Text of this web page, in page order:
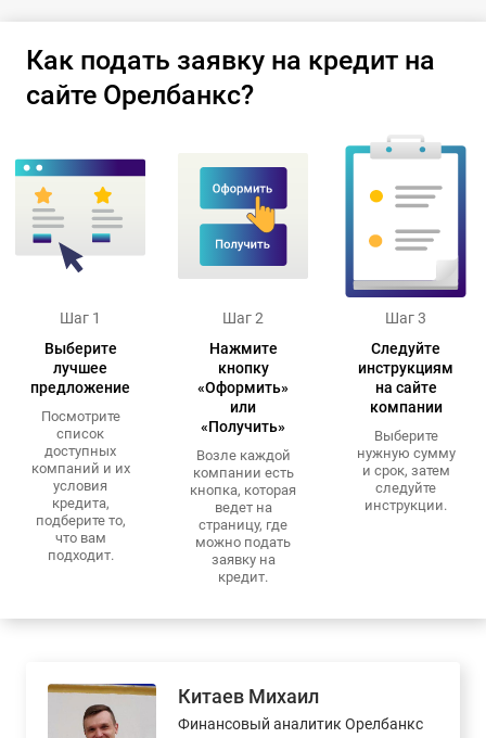
Как подать заявку на кредит на
сайте Орелбанкс?
Шаг 1
Выберите
лучшее
предложение
Посмотрите
список
доступных
компаний и их
условия
кредита,
подберите то,
что вам
подходит.
Шаг 2
Нажмите
кнопку
«Оформить»
или
«Получить»
Возле каждой
компании есть
кнопка, которая
ведет на
страницу, где
можно подать
заявку на
кредит.
Шаг 3
Следуйте
инструкциям
на сайте
компании
Выберите
нужную сумму
и срок, затем
следуйте
инструкции.
Китаев Михаил
Финансовый аналитик Орелбанкс